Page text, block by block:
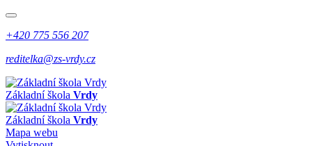
+420 775 556 207
reditelka@zs-vrdy.cz
Základní škola Vrdy
Základní škola Vrdy
Mapa webu